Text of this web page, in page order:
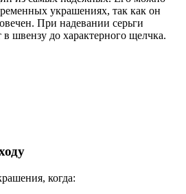
украшениях, так как он
При надевании серьги
швензу до характерного щелчка.
когда: